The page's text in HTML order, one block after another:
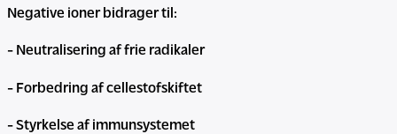
Negative ioner bidrager til:
- Neutralisering af frie radikaler
- Forbedring af cellestofskiftet
- Styrkelse af immunsystemet